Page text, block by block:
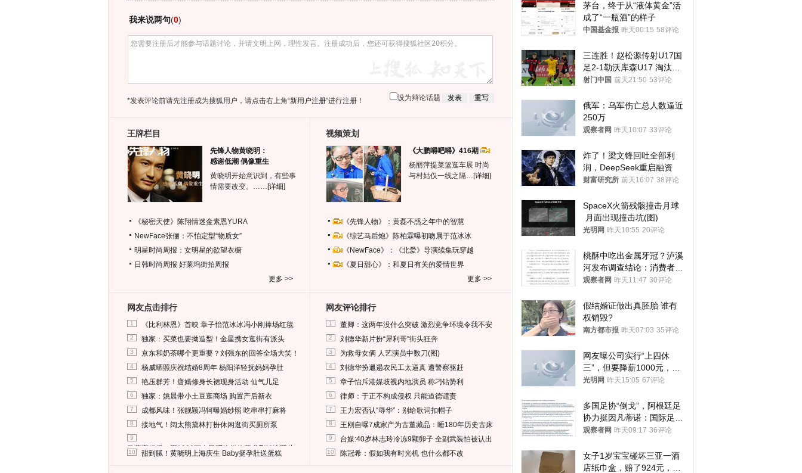
我来说两句(0)
*发表评论前请先注册成为搜狐用户，请点击右上角“新用户注册”进行注册！ 设为辩论话题
王牌栏目
先锋人物黄晓明：
感谢低潮 偶像重生
黄晓明开始意识到，有些事
情需要改变。…… [详细]
《秘密天使》陈翔情迷金素恩YURA
NewFace张俪：不怕定型“物质女”
明星时尚周报：女明星的欲望衣橱
日韩时尚周报 好莱坞街拍周报
更多 >>
视频策划
《大鹏嘚吧嘚》416期
杨丽萍提菜篮逛车展 时尚
与村姑仅一线之隔… [详细]
《先锋人物》：黄磊不惑之年中的智慧
《综艺马后炮》陈柏霖曝初吻属于范冰冰
《NewFace》：《北爱》导演续集玩穿越
《夏日甜心》：和夏日有关的爱情世界
更多 >>
网友点击排行
1 《比利林恩》首映 章子怡范冰冰冯小刚捧场红毯
2 独家：买菜也要拗造型！金星携女逛街有派头
3 京东和奶茶哪个更重要？刘强东的回答全场大笑！
4 杨威晒照庆祝结婚8周年 杨阳洋轻抚妈妈孕肚
5 艳压群芳！唐嫣修身长裙现身活动 仙气儿足
6 独家：姚晨带小土豆逛商场 购置产后新衣
7 成都风味！张靓颖冯轲曝婚纱照 吃串串打麻将
8 接地气！阔太熊黛林打扮休闲逛街买厕所泵
9
马蓉离婚后，砸1000万人民币给媒体要求删掉这照片
10 甜到腻！黄晓明上海庆生 Baby挺孕肚送蛋糕
网友评论排行
1 董卿：这两年没什么突破 激烈竞争环境令我不安
2 刘德华新片扮“犀利哥”街头狂奔
3 为救母女俩 人艺演员中数刀(图)
4 刘德华扮邋遢农民工太逼真 遭警察驱赶
5 章子怡斥港媒歧视内地演员 称刁钻势利
6 律师：于正不构成侵权 只能道德谴责
7 王力宏否认“辱华”：别给歌词扣帽子
8 王刚自曝7成家产为古董藏品：睡180年历史古床
9 台媒:40岁林志玲冷冻9颗卵子 全副武装怕被认出
10 陈冠希：假如我有时光机 也什么都不改
茅台，终于从“液体黄金”活
成了“一瓶酒”的样子
中国基金报 昨天00:15 58评论
三连胜！赵松源传射U17国
足2-1勒沃库森U17 淘汰赛
将战河床
射门中国 前天21:50 53评论
俄军：乌军伤亡总人数逼近
250万
观察者网 昨天10:07 33评论
炸了！梁文锋回吐全部利
润，DeepSeek重启融资
财富研究所 前天16:07 38评论
SpaceX火箭残骸撞击月球
月面出现撞击坑(图)
光明网 昨天10:55 20评论
桃酥中吃出金属牙冠？泸溪
河发布调查结论：消费者已
澄清，所发视频情况不属实
观察者网 昨天11:47 30评论
假结婚证做出真胚胎 谁有
权销毁?
南方都市报 昨天07:03 35评论
网友曝公司实行“上四休
三”，但要降薪1000元，不
接受只能辞职
光明网 昨天15:05 67评论
多国足协“倒戈”，阿根廷足
协力挺因凡蒂诺：国际足联
今后应继续在其领导下前行
观察者网 昨天09:17 36评论
女子1岁宝宝碰坏三亚一酒
店纸巾盒，赔了924元，发